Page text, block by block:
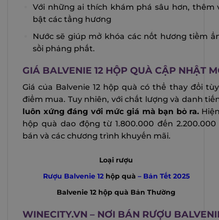
Với những ai thích khám phá sâu hơn, thêm
bật các tầng hương
Nước sẽ giúp mở khóa các nốt hương tiềm
sồi phảng phất.
GIÁ BALVENIE 12 HỘP QUÀ CẬP NHẬT
Giá của Balvenie 12 hộp quà có thể thay đổi
điểm mua. Tuy nhiên, với chất lượng và danh
luôn xứng đáng với mức giá mà bạn bỏ ra.
hộp quà dao động từ 1.800.000 đến
bán và các chương trình khuyến mãi.
Loại rượu
Rượu Balvenie 12 hộp quà – Bản Tết 2025
Balvenie 12 hộp quà Bản Thường
WINECITY.VN – NƠI BÁN RƯỢU